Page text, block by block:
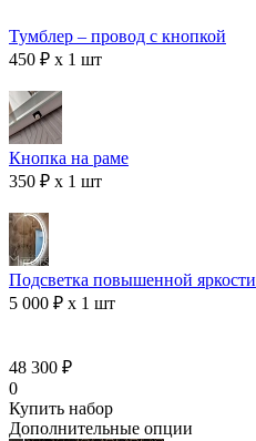
Тумблер – провод с кнопкой
450 ₽ x 1 шт
Кнопка на раме
350 ₽ x 1 шт
Подсветка повышенной яркости
5 000 ₽ x 1 шт
48 300 ₽
0
Купить набор
Дополнительные опции